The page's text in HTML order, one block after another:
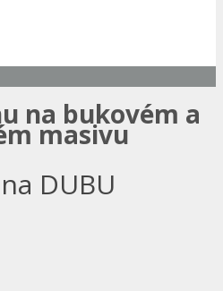
na bukovém a
masivu
DUBU